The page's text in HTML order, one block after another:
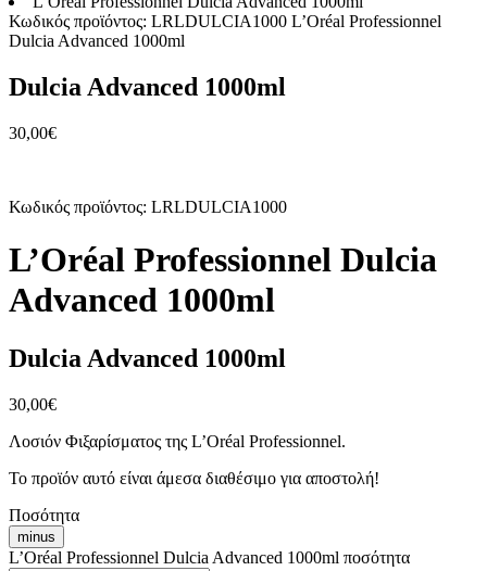
Κωδικός προϊόντος: LRLDULCIA1000 L’Oréal Professionnel
Dulcia Advanced 1000ml
Dulcia Advanced 1000ml
30,00€
Κωδικός προϊόντος: LRLDULCIA1000
L’Oréal Professionnel Dulcia
Advanced 1000ml
Dulcia Advanced 1000ml
30,00€
Λοσιόν Φιξαρίσματος της L’Oréal Professionnel.
Το προϊόν αυτό είναι άμεσα διαθέσιμο για αποστολή!
Ποσότητα
minus
L’Oréal Professionnel Dulcia Advanced 1000ml ποσότητα